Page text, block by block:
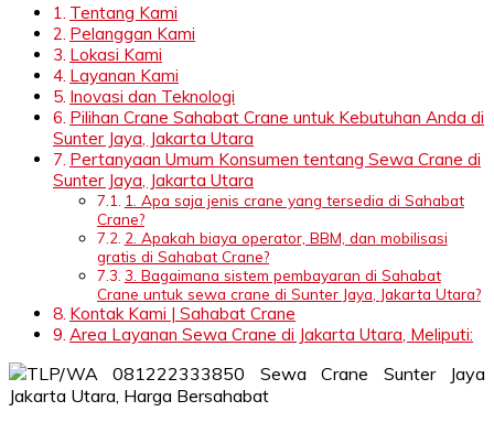
Tentang Kami
Pelanggan Kami
Lokasi Kami
Layanan Kami
Inovasi dan Teknologi
Pilihan Crane Sahabat Crane untuk Kebutuhan Anda di
Sunter Jaya, Jakarta Utara
Pertanyaan Umum Konsumen tentang Sewa Crane di
Sunter Jaya, Jakarta Utara
1. Apa saja jenis crane yang tersedia di Sahabat
Crane?
2. Apakah biaya operator, BBM, dan mobilisasi
gratis di Sahabat Crane?
3. Bagaimana sistem pembayaran di Sahabat
Crane untuk sewa crane di Sunter Jaya, Jakarta Utara?
Kontak Kami | Sahabat Crane
Area Layanan Sewa Crane di Jakarta Utara, Meliputi: